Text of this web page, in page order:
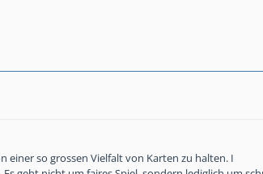
einer so grossen Vielfalt von Karten zu halten. I